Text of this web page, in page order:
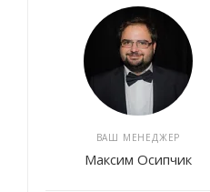
ВАШ МЕНЕДЖЕР
Максим Осипчик